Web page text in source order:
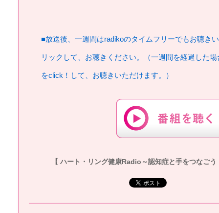
■放送後、一週間はradikoのタイムフリーでもお聴き
リックして、お聴きください。（一週間を経過した
をclick！して、お聴きいただけます。）
【 ハート・リング健康Radio～認知症と手をつなご